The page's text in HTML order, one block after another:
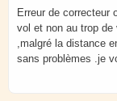
Erreur de correcteur
vol et non au trop
,malgré la distance
sans problèmes .je